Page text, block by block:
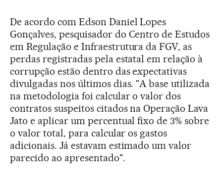
De acordo com Edson Daniel Lopes
Gonçalves, pesquisador do Centro de Estudos
em Regulação e Infraestrutura da FGV, as
perdas registradas pela estatal em relação à
corrupção estão dentro das expectativas
divulgadas nos últimos dias. "A base utilizada
na metodologia foi calcular o valor dos
contratos suspeitos citados na Operação Lava
Jato e aplicar um percentual fixo de 3% sobre
o valor total, para calcular os gastos
adicionais. Já estavam estimado um valor
parecido ao apresentado".